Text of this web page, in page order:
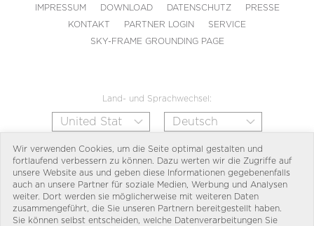
IMPRESSUM DOWNLOAD DATENSCHUTZ
PRESSE
KONTAKT
PARTNER LOGIN
SERVICE
SKY-FRAME GROUNDING PAGE
Land- und Sprachwechsel:
Wir verwenden Cookies, um die Seite optimal gestalten und
fortlaufend verbessern zu können. Dazu werten wir die Zugriffe auf
unsere Website aus und geben diese Informationen gegebenenfalls
auch an unsere Partner für soziale Medien, Werbung und Analysen
weiter. Dort werden sie möglicherweise mit weiteren Daten
zusammengeführt, die Sie unseren Partnern bereitgestellt haben.
Sie können selbst entscheiden, welche Datenverarbeitungen Sie